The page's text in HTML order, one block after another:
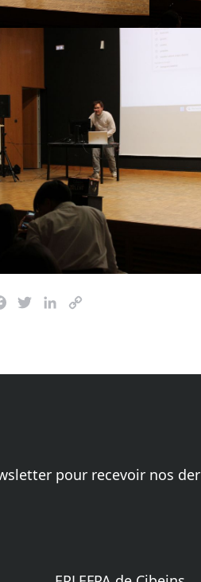
FacebookTwitterLinkedIn
pour recevoir nos